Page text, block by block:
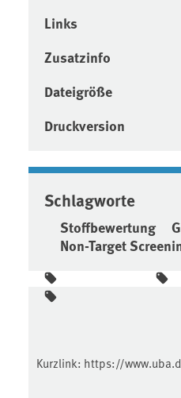
Links
Zusatzinfo
Dateigröße
Druckversion
Schlagworte
Stoffbewertung
Non-Target
Kurzlink: https://